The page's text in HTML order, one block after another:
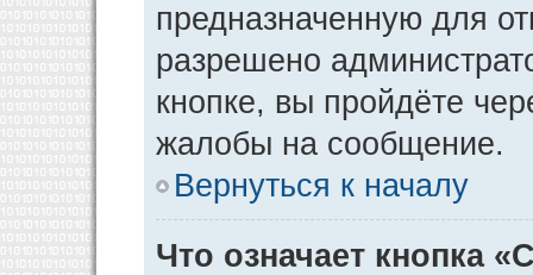
предназначенную для
разрешено
кнопке, вы пройдёте
жалобы на сообщение.
Вернуться к началу
Что означает кнопка